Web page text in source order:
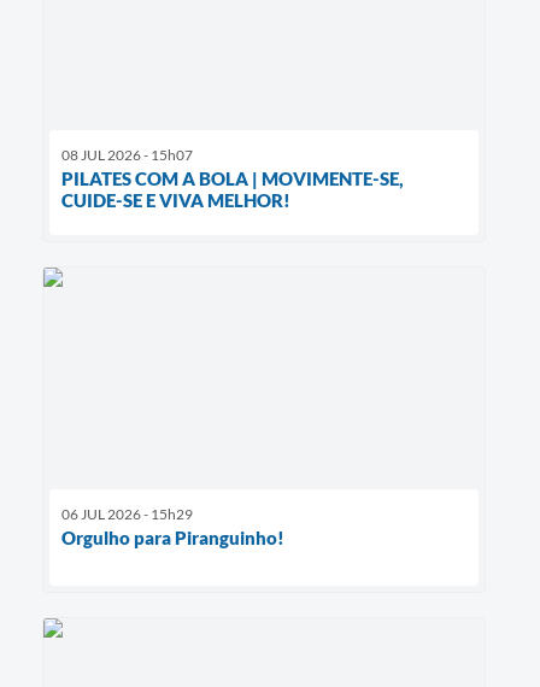
08 JUL 2026 - 15h07
PILATES COM A BOLA | MOVIMENTE-SE,
CUIDE-SE E VIVA MELHOR!
06 JUL 2026 - 15h29
Orgulho para Piranguinho!